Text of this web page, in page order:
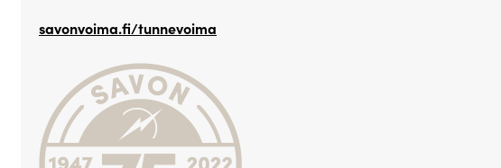
savonvoima.fi/tunnevoima